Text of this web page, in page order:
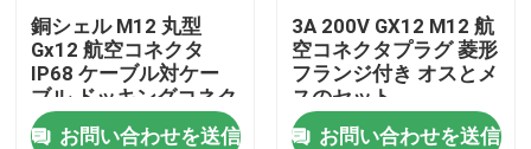
品質管理
連絡 ください
銅シェル M12 丸型
Gx12 航空コネクタ
IP68 ケーブル対ケー
ブル ドッキングコネク
タ 2～7 ピン
お問い合わせを送信
3A 200V GX12 M12 航
空コネクタプラグ 菱形
フランジ付き オスとメ
スのセット
お問い合わせを送信